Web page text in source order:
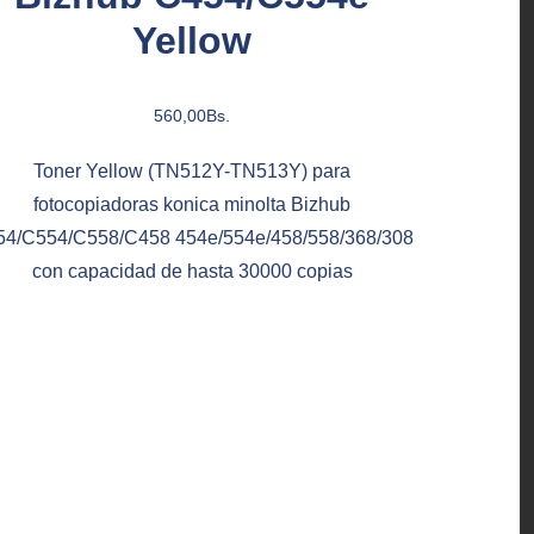
Yellow
560,00Bs.
Toner Yellow (TN512Y-TN513Y) para
fotocopiadoras konica minolta Bizhub
C554/C558/C458 454e/554e/458/558/368/308
con capacidad de hasta 30000 copias